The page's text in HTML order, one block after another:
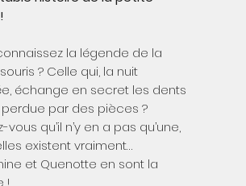
la légende de la
? Celle qui, la nuit
échange en secret les dents
par des pièces ?
vous qu’il n’y en a pas qu’une,
existent vraiment…
et Quenotte en sont la
!